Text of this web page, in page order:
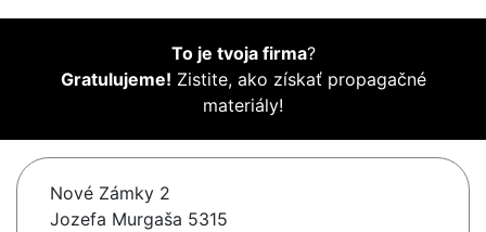
To je tvoja firma?
Gratulujeme! Zistite, ako získať propagačné
materiály!
Nové Zámky 2
Jozefa Murgaša 5315